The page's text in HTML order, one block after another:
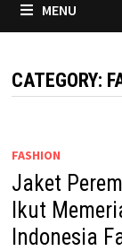
MENU
CATEGORY:
FASHION
Jaket
Ikut
Indonesia